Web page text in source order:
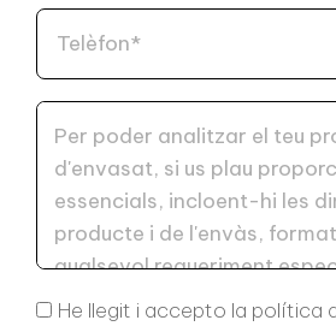
He llegit i accepto la política